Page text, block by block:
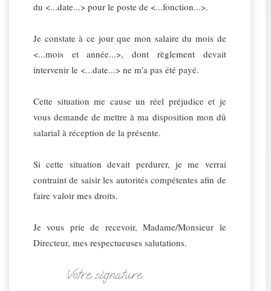
du <...date...> pour le poste de <...fonction...>.
Je constate à ce jour que mon salaire du mois de
<...mois et année...>, dont règlement devait
intervenir le <...date...> ne m'a pas été payé.
Cette situation me cause un réel préjudice et je
vous demande de mettre à ma disposition mon dû
salarial à réception de la présente.
Si cette situation devait perdurer, je me verrai
contraint de saisir les autorités compétentes afin de
faire valoir mes droits.
Je vous prie de recevoir, Madame/Monsieur le
Directeur, mes respectueuses salutations.
Votre signature